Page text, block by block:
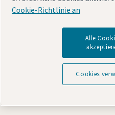
Allgemeine rechtliche Hinweise
Cookies verwalten
Cookie-Richtlinie an
Alle
Cookies